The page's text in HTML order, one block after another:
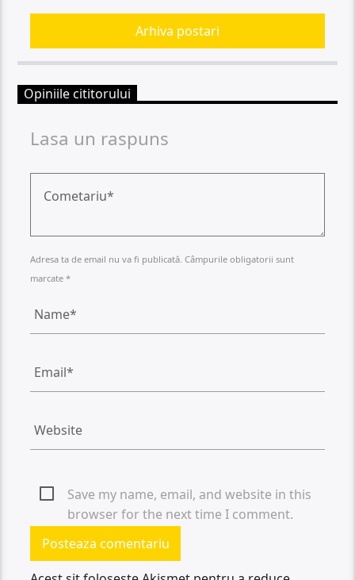
Arhiva postari
Opiniile cititorului
Lasa un raspuns
Adresa ta de email nu va fi publicată. Câmpurile obligatorii sunt
marcate *
Save my name, email, and website in this
browser for the next time I comment.